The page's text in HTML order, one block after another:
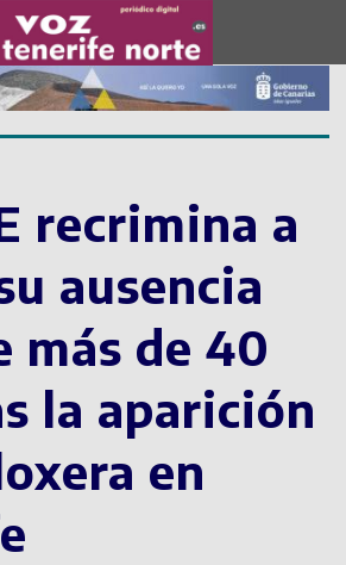
recrimina a
ausencia
más de 40
la aparición
en